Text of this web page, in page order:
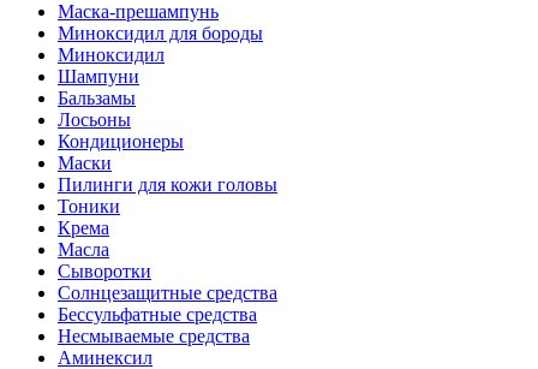
Маска-прешампунь
Миноксидил для бороды
Миноксидил
Шампуни
Бальзамы
Лосьоны
Кондиционеры
Маски
Пилинги для кожи головы
Тоники
Крема
Масла
Сыворотки
Солнцезащитные средства
Бессульфатные средства
Несмываемые средства
Аминексил